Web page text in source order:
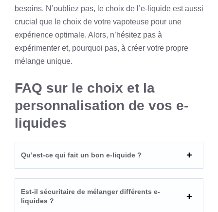
besoins. N’oubliez pas, le choix de l’e-liquide est aussi
crucial que le choix de votre vapoteuse pour une
expérience optimale. Alors, n’hésitez pas à
expérimenter et, pourquoi pas, à créer votre propre
mélange unique.
FAQ sur le choix et la
personnalisation de vos e-
liquides
Qu’est-ce qui fait un bon e-liquide ?
Est-il sécuritaire de mélanger différents e-
liquides ?